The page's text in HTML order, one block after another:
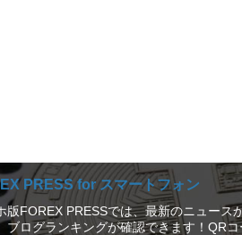
PRESS for スマートフォン
版FOREX PRESSでは、最新のニュース
ブログランキングが確認できます！QR